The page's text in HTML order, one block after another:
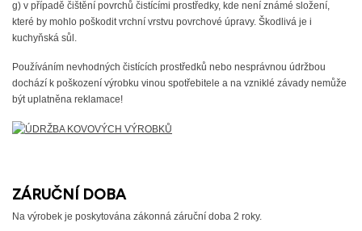
g) v případě čištění povrchů čistícími prostředky, kde není známé složení,
které by mohlo poškodit vrchní vrstvu povrchové úpravy. Škodlivá je i
kuchyňská sůl.
Používáním nevhodných čistících prostředků nebo nesprávnou údržbou
dochází k poškození výrobku vinou spotřebitele a na vzniklé závady nemůže
být uplatněna reklamace!
ZÁRUČNÍ DOBA
Na výrobek je poskytována zákonná záruční doba 2 roky.